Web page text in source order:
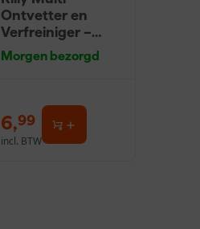
Ontvetter en
Verfreiniger –
0,5L
Morgen bezorgd
6,99
incl. BTW